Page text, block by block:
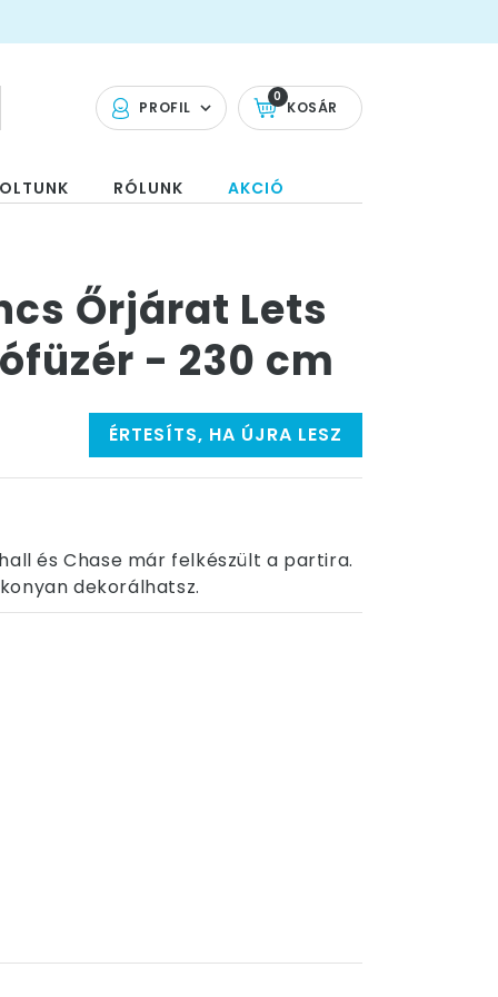
PROFIL KOSÁR
0
RÓLUNK AKCIÓ
Őrjárat Lets
- 230 cm
ÉRTESÍTS, HA ÚJRA LESZ
és Chase már felkészült a partira.
dekorálhatsz.